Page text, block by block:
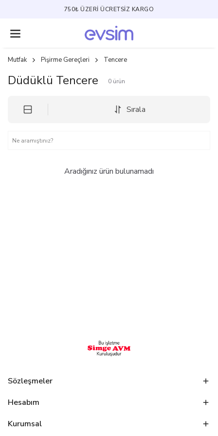
750₺ ÜZERI ÜCRETSIZ KARGO
Mutfak Pişirme Gereçleri Tencere
Düdüklü Tencere 0 ürün
Sırala
Aradığınız ürün bulunamadı
Sözleşmeler
Hesabım
Kurumsal